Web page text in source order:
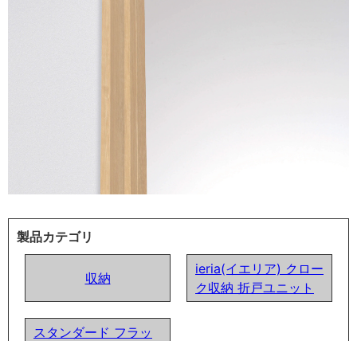
製品カテゴリ
収納
ieria(イエリア) クロー
ク収納 折戸ユニット
スタンダード フラッ